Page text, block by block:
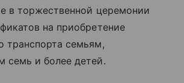
в торжественной церемонии
на приобретение
транспорта семьям,
семь и более детей.